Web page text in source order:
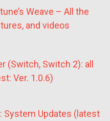
Weave – All the
and videos
(Switch, Switch 2): all
Ver. 1.0.6)
System Updates (latest